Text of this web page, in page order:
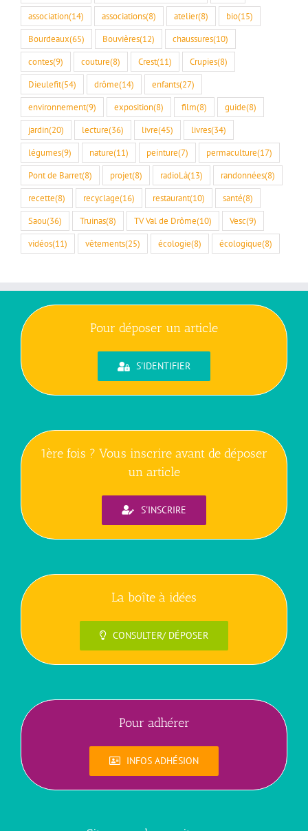
association(14) associations(8) atelier(8) bio(15)
Bourdeaux(65) Bouvières(12) chaussures(10)
contes(9) couture(8) Crest(11) Crupies(8)
Dieulefit(54) drôme(14) enfants(27)
environnement(9) exposition(8) film(8) guide(8)
jardin(20) lecture(36) livre(45) livres(34)
légumes(9) nature(11) peinture(7) permaculture(17)
Pont de Barret(8) projet(8) radioLà(13) randonnées(8)
recette(8) recyclage(16) restaurant(10) santé(8)
Saou(36) Truinas(8) TV Val de Drôme(10) Vesc(9)
vidéos(11) vêtements(25) écologie(8) écologique(8)
Pour déposer un article
S'IDENTIFIER
1ère fois ? Vous inscrire avant de déposer
un article
S'INSCRIRE
La boîte à idées
CONSULTER/ DÉPOSER
Pour adhérer
INFOS ADHÉSION